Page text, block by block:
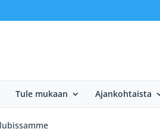
Tule mukaan Ajankohtaista